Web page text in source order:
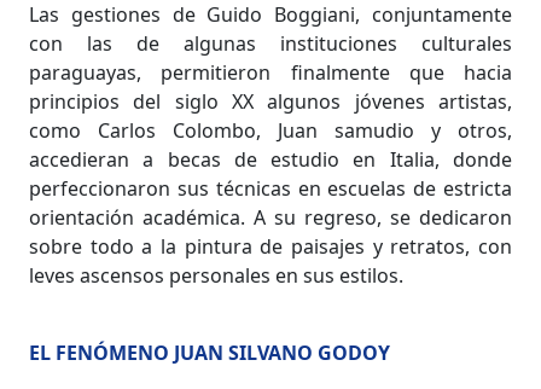
Las gestiones de Guido Boggiani, conjuntamente
con las de algunas instituciones culturales
paraguayas, permitieron finalmente que hacia
principios del siglo XX algunos jóvenes artistas,
como Carlos Colombo, Juan samudio y otros,
accedieran a becas de estudio en Italia, donde
perfeccionaron sus técnicas en escuelas de estricta
orientación académica. A su regreso, se dedicaron
sobre todo a la pintura de paisajes y retratos, con
leves ascensos personales en sus estilos.
EL FENÓMENO JUAN SILVANO GODOY